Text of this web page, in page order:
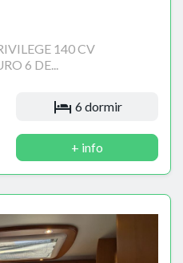
140 CV
6 DE...
6 dormir
+ info